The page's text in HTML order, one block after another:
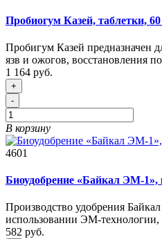
Пробиогум Казей, таблетки,
Пробигум Казей предназначен
язв и ожогов, восстановления
1 164 руб.
+
-
В корзину
4601
Биоудобрение «Байкал ЭМ-1»,
Производство удобрения
использовании ЭМ-
582 руб.